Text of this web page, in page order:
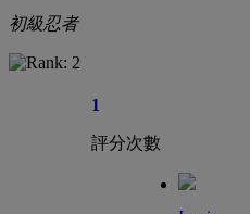
初級忍者
1
評分次數